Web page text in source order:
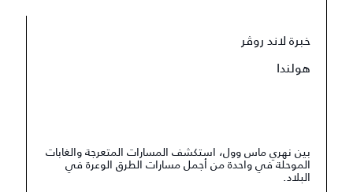
خبرة لاند روڤر
هولندا
بين نهري ماس وول، استكشف المسارات المتعرجة والغابات
الموحلة في واحدة من أجمل مسارات الطرق الوعرة في
البلاد.